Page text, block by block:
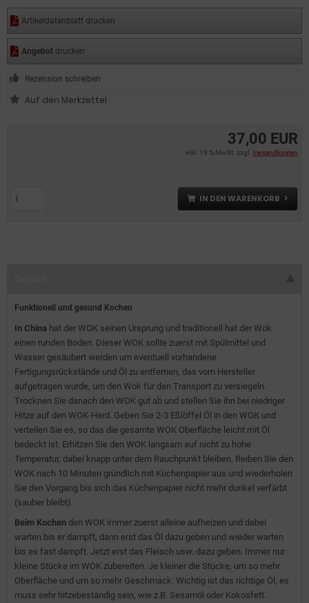
37,00 EUR
inkl. 19 % MwSt. zzgl. Versandkosten
IN DEN WARENKORB
Artikeldatenblatt drucken
Angebot drucken
Rezension schreiben
Funktionell und gesund Kochen
In China hat der WOK seinen Ursprung und traditionell hat der Wok
einen runden Boden. Dieser WOK sollte zuerst mit Spülmittel und
Wasser gesäubert werden um eventuell vorhandene
Fertigungsrückstände und Öl zu entfernen, das vom Hersteller
aufgetragen wurde, um den Wok für den Transport zu versiegeln.
Trocknen Sie danach den WOK gut ab und stellen Sie ihn bei niedriger
Hitze auf den WOK-Herd. Geben Sie 2-3 Eßlöffel Öl in den WOK und
verteilen Sie es, so das die gesamte WOK Oberfläche leicht mit Öl
bedeckt ist. Erhitzen Sie den WOK langsam auf nicht zu hohe
Temperatur, dabei knapp unter dem Rauchpunkt bleiben. Reiben Sie den
WOK nach 10 Minuten gründlich mit Küchenpapier aus und wiederholen
Sie den Vorgang bis sich das Küchenpapier nicht mehr dunkel verfärbt
(sauber bleibt).
Beim Kochen den WOK immer zuerst alleine aufheizen und dabei
warten bis er dampft, dann erst das Öl dazu geben und wieder warten
bis es fast dampft. Jetzt erst das Fleisch usw. dazu geben. Immer nur
kleine Stücke im WOK zubereiten. Je kleiner die Stücke, um so mehr
Oberfläche und um so mehr Geschmack. Wichtig ist das richtige Öl, es
muss sehr hitzebeständig sein, wie z.B. Sesamöl oder Kokosfett.